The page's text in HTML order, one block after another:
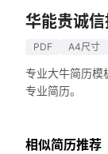
华能贵诚
PDF A4尺寸
专业大牛简历模
专业简历。
相似简历推荐